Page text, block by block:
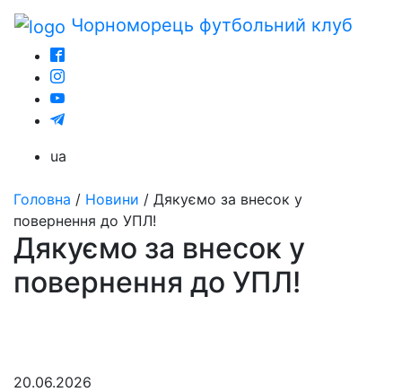
Чорноморець футбольний клуб
ua
Головна / Новини / Дякуємо за внесок у
повернення до УПЛ!
Дякуємо за внесок у
повернення до УПЛ!
20.06.2026